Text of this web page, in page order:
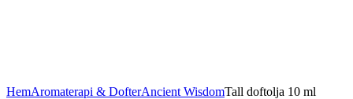
HemAromaterapi & DofterAncient WisdomTall doftolja 10 ml